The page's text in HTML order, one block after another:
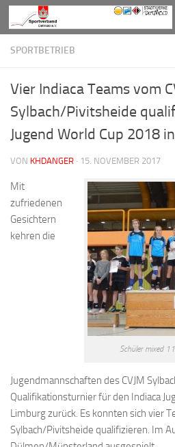
Zum Inhalt springen
SPORTBETRIEB
Vier Indiaca Teams vom
Sylbach/Pivitsheide
Jugend World Cup 2018
VON KHDANGER · 15. NOVEMBER 2017
Schüler mixed
Mit
zufriedenen
Gesichtern
kehren die
Jugendmannschaften des CVJM
Qualifikationsturnier für den Indiaca
Limburg zurück. Es konnten sich vier
Sylbach/Pivitsheide qualifizieren. Im